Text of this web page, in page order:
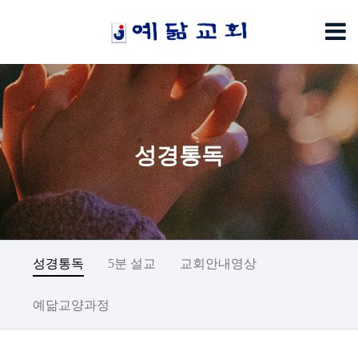
성경통독
성경통독 5분 설교 교회안내영상
예닮교양과정